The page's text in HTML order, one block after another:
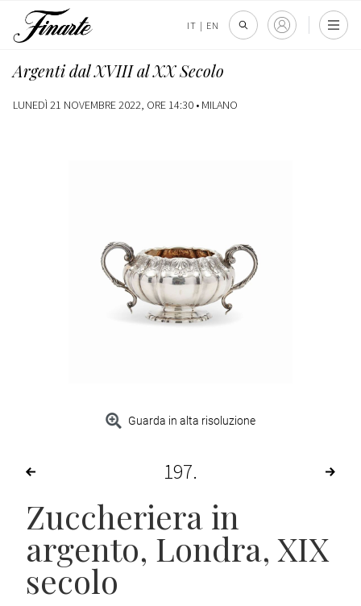
IT | EN
Argenti dal XVIII al XX Secolo
LUNEDÌ 21 NOVEMBRE 2022, ORE 14:30 • MILANO
Guarda in alta risoluzione
197
Zuccheriera in
argento, Londra, XIX
secolo